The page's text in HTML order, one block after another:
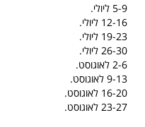
5-9 ליולי.
12-16 ליולי.
19-23 ליולי.
26-30 ליולי.
2-6 לאוגוסט.
9-13 לאוגוסט.
16-20 לאוגוסט.
23-27 לאוגוסט.